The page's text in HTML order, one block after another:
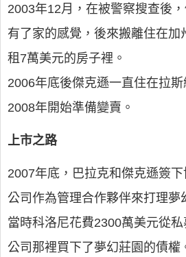
2003年12月，在被警察搜查後
有了家的感覺，後來搬離住在加
租7萬美元的房子裡。
2006年底後傑克遜一直住在拉斯
2008年開始準備變賣。
上市之路
2007年底，巴拉克和傑克遜簽
公司作為管理合作夥伴來打理夢
當時科洛尼花費2300萬美元從
公司那裡買下了夢幻莊園的債權